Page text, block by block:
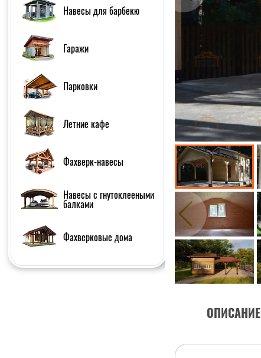
Навесы для барбекю
Гаражи
Парковки
Летние кафе
Фахверк-навесы
Навесы с гнутоклееными
балками
Фахверковые дома
ОПИСАНИЕ